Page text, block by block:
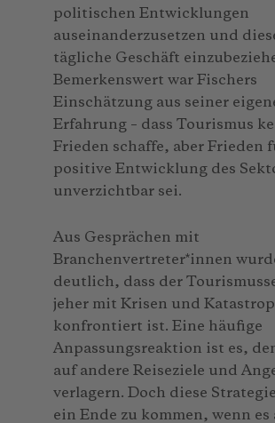
politischen Entwicklungen
auseinanderzusetzen und
tägliche Geschäft
Bemerkenswert war Fischers
Einschätzung aus seiner
Erfahrung – dass Tourismus
Frieden schaffe, aber Frieden
positive Entwicklung des
unverzichtbar sei.
Aus Gesprächen mit
Branchenvertreter*innen
deutlich, dass der
jeher mit Krisen und
konfrontiert ist. Eine häufige
Anpassungsreaktion ist es,
auf andere Reiseziele und
verlagern. Doch diese
ein Ende zu kommen, wenn es